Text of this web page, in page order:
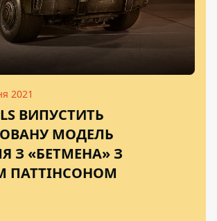
2021
ВИПУСТИТЬ
МОДЕЛЬ
З «БЕТМЕНА» З
ПАТТІНСОНОМ